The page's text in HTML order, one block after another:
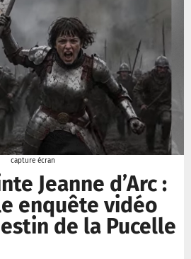
capture écran
Jeanne d’Arc :
enquête vidéo
de la Pucelle